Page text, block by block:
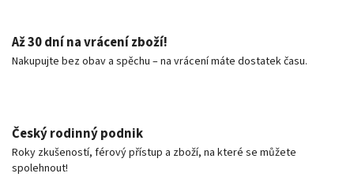
Až 30 dní na vrácení zboží!
Nakupujte bez obav a spěchu – na vrácení máte dostatek času.
Český rodinný podnik
Roky zkušeností, férový přístup a zboží, na které se můžete
spolehnout!